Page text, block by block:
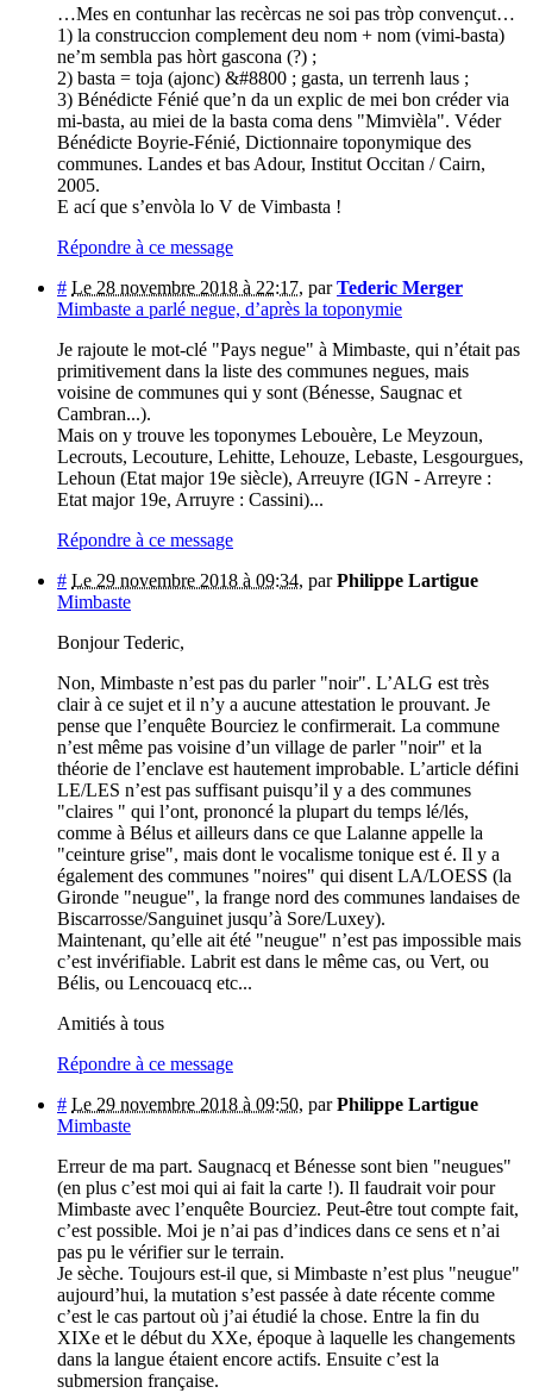
…Mes en contunhar las recèrcas ne soi pas tròp convençut…
1) la construccion complement deu nom + nom (vimi-basta)
ne’m sembla pas hòrt gascona (?) ;
2) basta = toja (ajonc) &#8800 ; gasta, un terrenh laus ;
3) Bénédicte Fénié que’n da un explic de mei bon créder via
mi-basta, au miei de la basta coma dens "Mimvièla". Véder
Bénédicte Boyrie-Fénié, Dictionnaire toponymique des
communes. Landes et bas Adour, Institut Occitan / Cairn,
2005.
E ací que s’envòla lo V de Vimbasta !
Répondre à ce message
# Le 28 novembre 2018 à 22:17, parTederic Merger
Mimbaste a parlé negue, d’après la toponymie
Je rajoute le mot-clé "Pays negue" à Mimbaste, qui n’était pas
primitivement dans la liste des communes negues, mais
voisine de communes qui y sont (Bénesse, Saugnac et
Cambran...).
Mais on y trouve les toponymes Lebouère, Le Meyzoun,
Lecrouts, Lecouture, Lehitte, Lehouze, Lebaste, Lesgourgues,
Lehoun (Etat major 19e siècle), Arreuyre (IGN - Arreyre :
Etat major 19e, Arruyre : Cassini)...
Répondre à ce message
# Le 29 novembre 2018 à 09:34, parPhilippe Lartigue
Mimbaste
Bonjour Tederic,
Non, Mimbaste n’est pas du parler "noir". L’ALG est très
clair à ce sujet et il n’y a aucune attestation le prouvant. Je
pense que l’enquête Bourciez le confirmerait. La commune
n’est même pas voisine d’un village de parler "noir" et la
théorie de l’enclave est hautement improbable. L’article défini
LE/LES n’est pas suffisant puisqu’il y a des communes
"claires " qui l’ont, prononcé la plupart du temps lé/lés,
comme à Bélus et ailleurs dans ce que Lalanne appelle la
"ceinture grise", mais dont le vocalisme tonique est é. Il y a
également des communes "noires" qui disent LA/LOESS (la
Gironde "neugue", la frange nord des communes landaises de
Biscarrosse/Sanguinet jusqu’à Sore/Luxey).
Maintenant, qu’elle ait été "neugue" n’est pas impossible mais
c’est invérifiable. Labrit est dans le même cas, ou Vert, ou
Bélis, ou Lencouacq etc...
Amitiés à tous
Répondre à ce message
# Le 29 novembre 2018 à 09:50, parPhilippe Lartigue
Mimbaste
Erreur de ma part. Saugnacq et Bénesse sont bien "neugues"
(en plus c’est moi qui ai fait la carte !). Il faudrait voir pour
Mimbaste avec l’enquête Bourciez. Peut-être tout compte fait,
c’est possible. Moi je n’ai pas d’indices dans ce sens et n’ai
pas pu le vérifier sur le terrain.
Je sèche. Toujours est-il que, si Mimbaste n’est plus "neugue"
aujourd’hui, la mutation s’est passée à date récente comme
c’est le cas partout où j’ai étudié la chose. Entre la fin du
XIXe et le début du XXe, époque à laquelle les changements
dans la langue étaient encore actifs. Ensuite c’est la
submersion française.